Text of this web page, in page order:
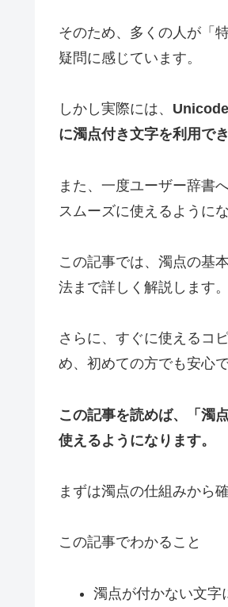
そのため、多くの人が「
疑問に感じています。
しかし実際には、
に濁点付き文字を利用でき
また、一度ユーザー辞書
スムーズに使えるようにな
この記事では、濁点の基
法まで詳しく解説します。
さらに、すぐに使えるコ
め、初めての方でも安心で
この記事を読めば、「濁
使えるようになります。
まずは濁点の仕組みから
この記事でわかること
濁点が付かない文字